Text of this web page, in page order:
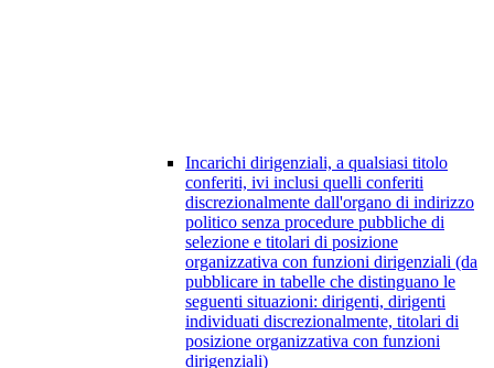
Incarichi dirigenziali, a qualsiasi titolo
conferiti, ivi inclusi quelli conferiti
discrezionalmente dall'organo di indirizzo
politico senza procedure pubbliche di
selezione e titolari di posizione
organizzativa con funzioni dirigenziali (da
pubblicare in tabelle che distinguano le
seguenti situazioni: dirigenti, dirigenti
individuati discrezionalmente, titolari di
posizione organizzativa con funzioni
dirigenziali)